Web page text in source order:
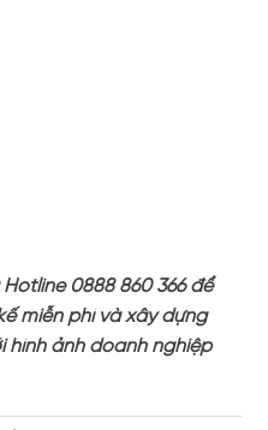
0888 860 366 để
miễn phí và xây dựng
hình ảnh doanh nghiệp